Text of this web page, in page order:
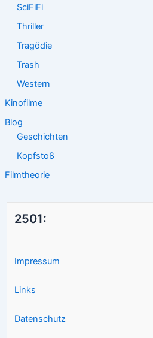
SciFiFi
Thriller
Tragödie
Trash
Western
Kinofilme
Blog
Geschichten
Kopfstoß
Filmtheorie
2501:
Impressum
Links
Datenschutz